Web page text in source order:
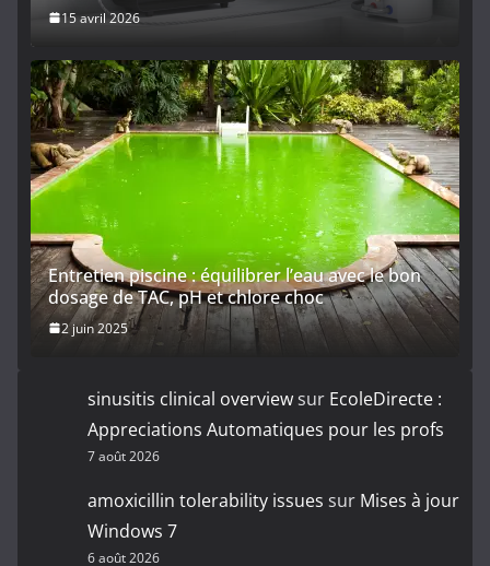
15 avril 2026
Entretien piscine : équilibrer l’eau avec le bon
dosage de TAC, pH et chlore choc
2 juin 2025
sinusitis clinical overviewsur EcoleDirecte :
Appreciations Automatiques pour les profs
7 août 2026
amoxicillin tolerability issues sur Mises à jour
Windows 7
6 août 2026